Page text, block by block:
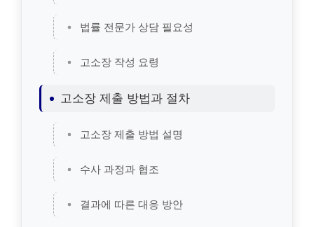
법률 전문가 상담 필요성
고소장 작성 요령
고소장 제출 방법과 절차
고소장 제출 방법 설명
수사 과정과 협조
결과에 따른 대응 방안